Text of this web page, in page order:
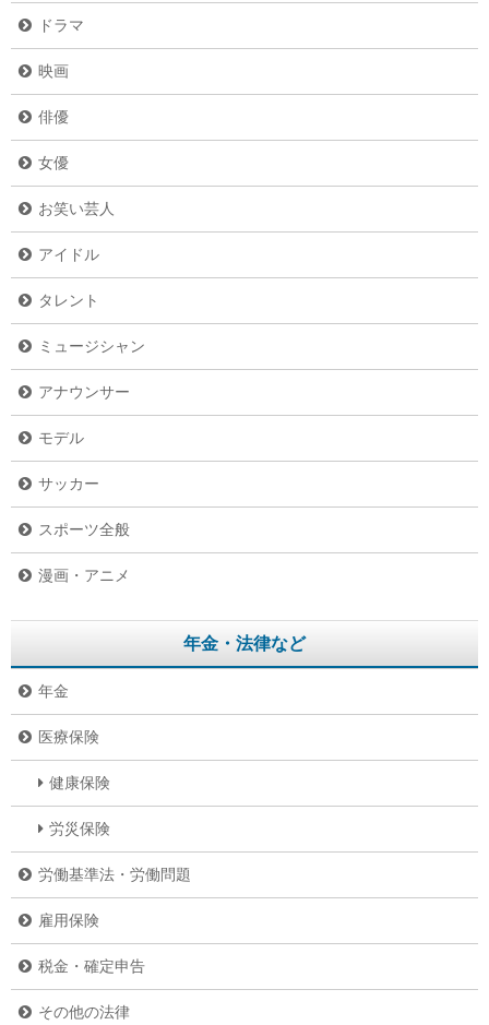
ドラマ
映画
俳優
女優
お笑い芸人
アイドル
タレント
ミュージシャン
アナウンサー
モデル
サッカー
スポーツ全般
漫画・アニメ
年金・法律など
年金
医療保険
健康保険
労災保険
労働基準法・労働問題
雇用保険
税金・確定申告
その他の法律